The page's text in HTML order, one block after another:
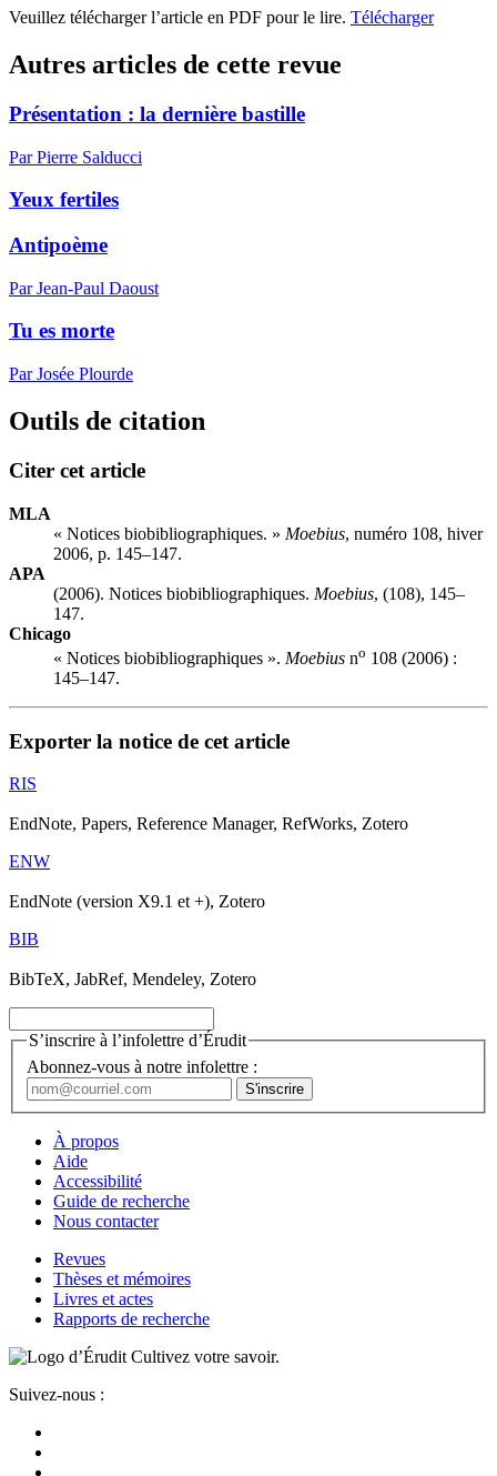
Veuillez télécharger l’article en PDF pour le lire. Télécharger
Autres articles de cette revue
Présentation : la dernière bastille
Par Pierre Salducci
Yeux fertiles
Antipoème
Par Jean-Paul Daoust
Tu es morte
Par Josée Plourde
Outils de citation
Citer cet article
MLA
« Notices biobibliographiques. » Moebius, numéro 108, hiver
2006, p. 145–147.
APA
(2006). Notices biobibliographiques. Moebius, (108), 145–
147.
Chicago
« Notices biobibliographiques ». Moebius no 108 (2006) :
145–147.
Exporter la notice de cet article
RIS
EndNote, Papers, Reference Manager, RefWorks, Zotero
ENW
EndNote (version X9.1 et +), Zotero
BIB
BibTeX, JabRef, Mendeley, Zotero
S’inscrire à l’infolettre d’Érudit
Abonnez-vous à notre infolettre :
À propos
Aide
Accessibilité
Guide de recherche
Nous contacter
Revues
Thèses et mémoires
Livres et actes
Rapports de recherche
Cultivez votre savoir.
Suivez-nous :